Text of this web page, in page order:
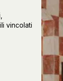
vincolati